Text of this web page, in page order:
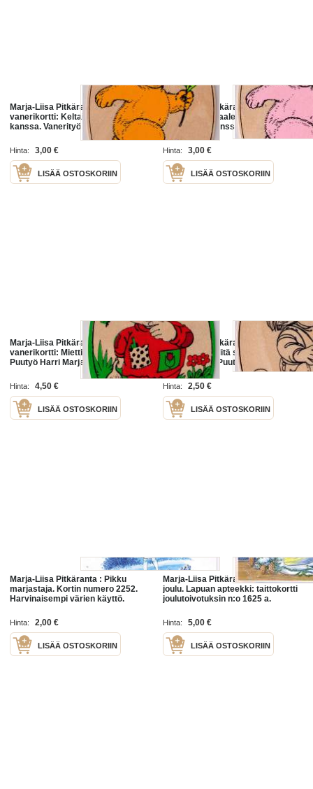
Marja-Liisa Pitkäranta,
vanerikortti: Keltainen nalle kukan
kanssa. Vanerityö Harri Marjamaa,
Koko 12x 18cm. Kulkematon.
Kortin n:o 1445 / d. Pitkäranta
Hinta: 3,00 €
LISÄÄ OSTOSKORIIN
Marja-Liisa Pitkäranta,
vanerikortti: vaalean punainen
nalle kukan kanssa. Vanerityö
Harri Marjamaa. Koko 12x 18 cm.
Kulkematon. Kortin n:o 1445/ h.
Pitkäranta
Hinta: 3,00 €
LISÄÄ OSTOSKORIIN
Marja-Liisa Pitkäranta,
vanerikortti: Miettivä peikko-poika.
Puutyö Harri Marjamaa.
Kehitysvammatyön tukemiseen,
Kehitysvammaisten tukiliitto ry.
Kortin
Hinta: 4,50 €
LISÄÄ OSTOSKORIIN
Marja-Liisa Pitkäranta,
vanerikortti; Mitä suunnittelee
pikku peikko. Puutyö Harri
Marjamaa. Koko 12x17cm. kortin
n:o 1426/e. Kulkematon. Pitkäranta
Hinta: 2,50 €
LISÄÄ OSTOSKORIIN
Marja-Liisa Pitkäranta : Pikku
marjastaja. Kortin numero 2252.
Harvinaisempi värien käyttö.
Hinta: 2,00 €
LISÄÄ OSTOSKORIIN
Marja-Liisa Pitkäranta. Apteekin
joulu. Lapuan apteekki: taittokortti
joulutoivotuksin n:o 1625 a.
Hinta: 5,00 €
LISÄÄ OSTOSKORIIN